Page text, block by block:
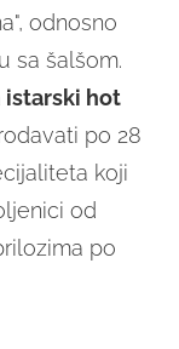
odnosno
sa šalšom.
istarski hot
po 28
koji
od
po